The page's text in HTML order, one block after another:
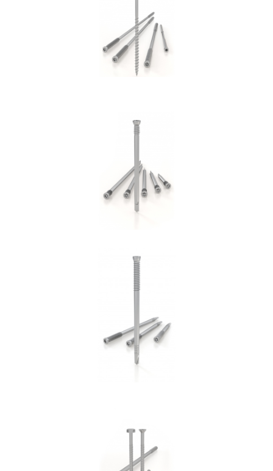
ROTHOBLAAS
Vite per cemento SKR:SKS
ROTHOBLAAS